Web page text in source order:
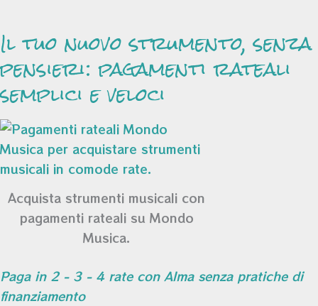
Il tuo nuovo strumento, senza
pensieri: pagamenti rateali
semplici e veloci
Acquista strumenti musicali con
pagamenti rateali su Mondo
Musica.
Paga in 2 - 3 - 4 rate con Alma senza pratiche di
finanziamento